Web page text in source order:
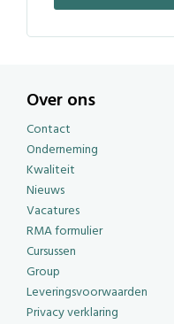
Over ons
Contact
Onderneming
Kwaliteit
Nieuws
Vacatures
RMA formulier
Cursussen
Group
Leveringsvoorwaarden
Privacy verklaring